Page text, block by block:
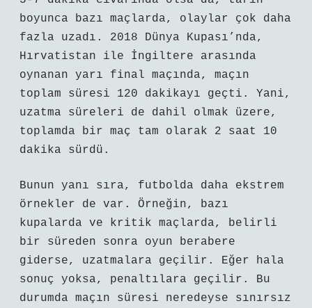
boyunca bazı maçlarda, olaylar çok daha
fazla uzadı. 2018 Dünya Kupası’nda,
Hırvatistan ile İngiltere arasında
oynanan yarı final maçında, maçın
toplam süresi 120 dakikayı geçti. Yani,
uzatma süreleri de dahil olmak üzere,
toplamda bir maç tam olarak 2 saat 10
dakika sürdü.
Bunun yanı sıra, futbolda daha ekstrem
örnekler de var. Örneğin, bazı
kupalarda ve kritik maçlarda, belirli
bir süreden sonra oyun berabere
giderse, uzatmalara geçilir. Eğer hala
sonuç yoksa, penaltılara geçilir. Bu
durumda maçın süresi neredeyse sınırsız